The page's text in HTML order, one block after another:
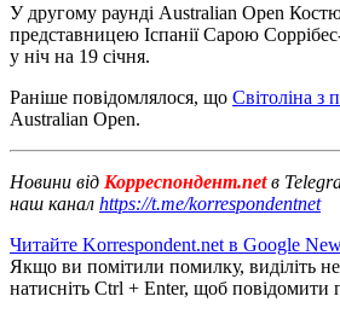
У другому раунді Australian Open
представницею Іспанії Сарою
у ніч на 19 січня.
Раніше повідомлялося, що Світоліна з
Australian Open.
Новини від Корреспондент.netв
наш канал https://t.me/korrespondentnet
Читайте Korrespondent.net в Google
Якщо ви помітили помилку, виділіть
натисніть Ctrl + Enter, щоб повідомити